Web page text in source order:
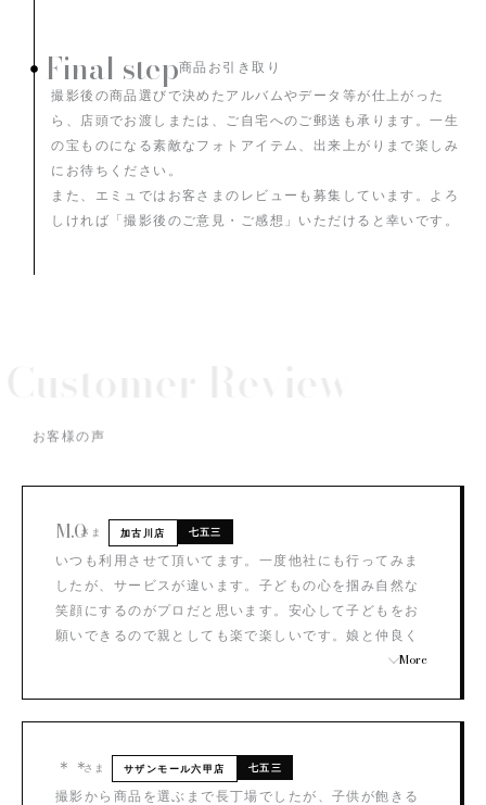
Final step商品お引き取り
撮影後の商品選びで決めたアルバムやデータ等が仕上がった
ら、店頭でお渡しまたは、ご自宅へのご郵送も承ります。一生
の宝ものになる素敵なフォトアイテム、出来上がりまで楽しみ
にお待ちください。
また、エミュではお客さまのレビューも募集しています。よろ
しければ「撮影後のご意見・ご感想」いただけると幸いです。
お客様の声
M.Oさま 加古川店 七五三
いつも利用させて頂いてます。一度他社にも行ってみま
したが、サービスが違います。子どもの心を掴み自然な
笑顔にするのがプロだと思います。安心して子どもをお
願いできるので親としても楽で楽しいです。娘と仲良く
していただいてるスタッフさんやブライダルから繋がっ
More
＊＊さま サザンモール六甲店 七五三
撮影から商品を選ぶまで長丁場でしたが、子供が飽きる